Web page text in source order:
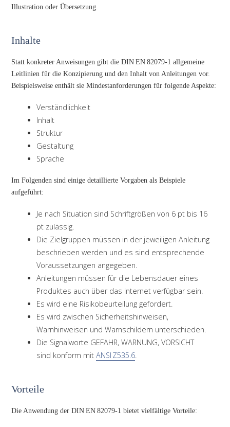
Illustration oder Übersetzung.
Inhalte
Statt konkreter Anweisungen gibt die DIN EN 82079-1 allgemeine
Leitlinien für die Konzipierung und den Inhalt von Anleitungen vor.
Beispielsweise enthält sie Mindestanforderungen für folgende Aspekte:
Verständlichkeit
Inhalt
Struktur
Gestaltung
Sprache
Im Folgenden sind einige detaillierte Vorgaben als Beispiele
aufgeführt:
Je nach Situation sind Schriftgrößen von 6 pt bis 16
pt zulässig.
Die Zielgruppen müssen in der jeweiligen Anleitung
beschrieben werden und es sind entsprechende
Voraussetzungen angegeben.
Anleitungen müssen für die Lebensdauer eines
Produktes auch über das Internet verfügbar sein.
Es wird eine Risikobeurteilung gefordert.
Es wird zwischen Sicherheitshinweisen,
Warnhinweisen und Warnschildern unterschieden.
Die Signalworte GEFAHR, WARNUNG, VORSICHT
sind konform mit ANSI Z535.6.
Vorteile
Die Anwendung der DIN EN 82079-1 bietet vielfältige Vorteile: